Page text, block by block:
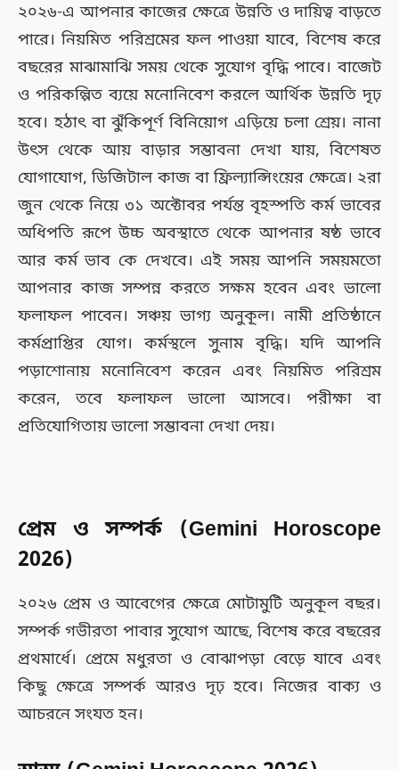
২০২৬-এ আপনার কাজের ক্ষেত্রে উন্নতি ও দায়িত্ব বাড়তে
পারে। নিয়মিত পরিশ্রমের ফল পাওয়া যাবে, বিশেষ করে
বছরের মাঝামাঝি সময় থেকে সুযোগ বৃদ্ধি পাবে। বাজেট
ও পরিকল্পিত ব্যয়ে মনোনিবেশ করলে আর্থিক উন্নতি দৃঢ়
হবে। হঠাৎ বা ঝুঁকিপূর্ণ বিনিয়োগ এড়িয়ে চলা শ্রেয়। নানা
উৎস থেকে আয় বাড়ার সম্ভাবনা দেখা যায়, বিশেষত
যোগাযোগ, ডিজিটাল কাজ বা ফ্রিল্যান্সিংয়ের ক্ষেত্রে। ২রা
জুন থেকে নিয়ে ৩১ অক্টোবর পর্যন্ত বৃহস্পতি কর্ম ভাবের
অধিপতি রূপে উচ্চ অবস্থাতে থেকে আপনার ষষ্ঠ ভাবে
আর কর্ম ভাব কে দেখবে। এই সময় আপনি সময়মতো
আপনার কাজ সম্পন্ন করতে সক্ষম হবেন এবং ভালো
ফলাফল পাবেন। সঞ্চয় ভাগ্য অনুকূল। নামী প্রতিষ্ঠানে
কর্মপ্রাপ্তির যোগ। কর্মস্থলে সুনাম বৃদ্ধি। যদি আপনি
পড়াশোনায় মনোনিবেশ করেন এবং নিয়মিত পরিশ্রম
করেন, তবে ফলাফল ভালো আসবে। পরীক্ষা বা
প্রতিযোগিতায় ভালো সম্ভাবনা দেখা দেয়।
প্রেম ও সম্পর্ক (Gemini Horoscope
2026)
২০২৬ প্রেম ও আবেগের ক্ষেত্রে মোটামুটি অনুকূল বছর।
সম্পর্ক গভীরতা পাবার সুযোগ আছে, বিশেষ করে বছরের
প্রথমার্ধে। প্রেমে মধুরতা ও বোঝাপড়া বেড়ে যাবে এবং
কিছু ক্ষেত্রে সম্পর্ক আরও দৃঢ় হবে। নিজের বাক্য ও
আচরনে সংযত হন।